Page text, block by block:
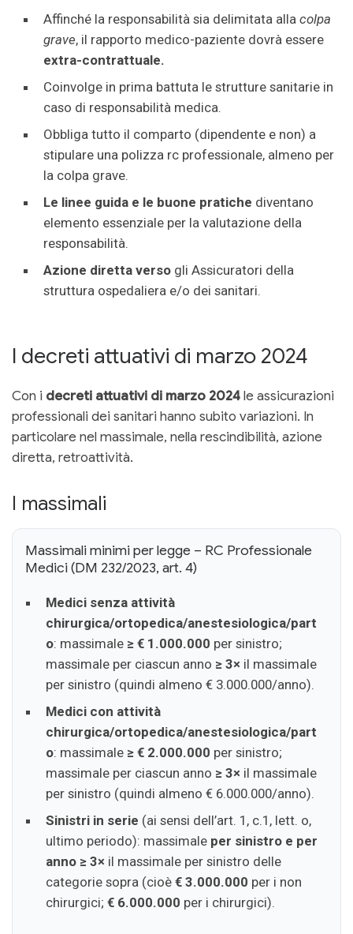
Affinché la responsabilità sia delimitata alla colpa
grave, il rapporto medico-paziente dovrà essere
extra-contrattuale.
Coinvolge in prima battuta le strutture sanitarie in
caso di responsabilità medica.
Obbliga tutto il comparto (dipendente e non) a
stipulare una polizza rc professionale, almeno per
la colpa grave.
Le linee guida e le buone pratiche diventano
elemento essenziale per la valutazione della
responsabilità.
Azione diretta verso gli Assicuratori della
struttura ospedaliera e/o dei sanitari.
I decreti attuativi di marzo 2024
Con i decreti attuativi di marzo 2024le assicurazioni
professionali dei sanitari hanno subito variazioni. In
particolare nel massimale, nella rescindibilità, azione
diretta, retroattività.
I massimali
Massimali minimi per legge – RC Professionale
Medici (DM 232/2023, art. 4)
Medici senza attività
chirurgica/ortopedica/anestesiologica/part
o: massimale ≥ € 1.000.000 per sinistro;
massimale per ciascun anno ≥ 3× il massimale
per sinistro (quindi almeno € 3.000.000/anno).
Medici con attività
chirurgica/ortopedica/anestesiologica/part
o: massimale ≥ € 2.000.000 per sinistro;
massimale per ciascun anno ≥ 3× il massimale
per sinistro (quindi almeno € 6.000.000/anno).
Sinistri in serie (ai sensi dell’art. 1, c.1, lett. o,
ultimo periodo): massimale per sinistro e per
anno ≥ 3× il massimale per sinistro delle
categorie sopra (cioè € 3.000.000 per i non
chirurgici; € 6.000.000 per i chirurgici).